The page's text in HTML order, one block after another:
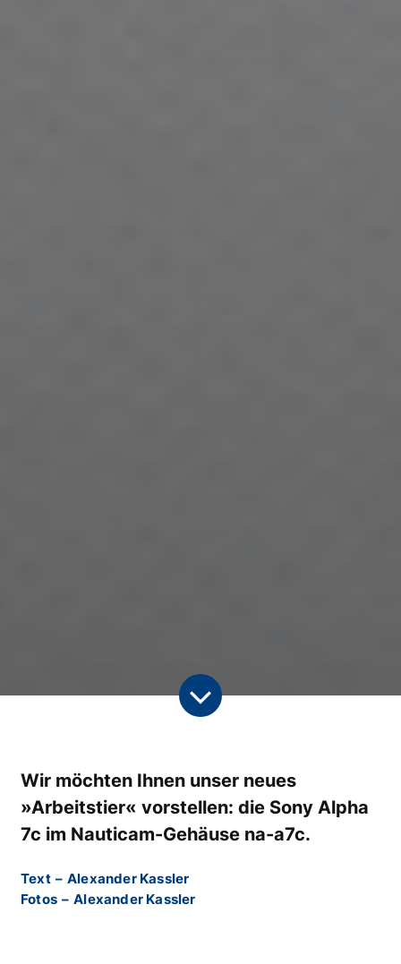
Wir möchten Ihnen unser neues
»Arbeitstier« vorstellen: die Sony Alpha
7c im Nauticam-Gehäuse na-a7c.
Text – Alexander Kassler
Fotos – Alexander Kassler